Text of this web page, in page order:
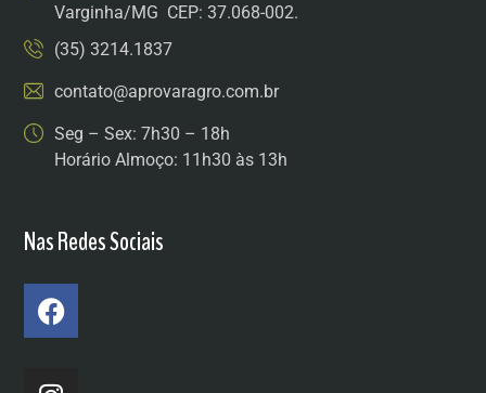
Varginha/MG CEP: 37.068-002.
(35) 3214.1837
contato@aprovaragro.com.br
Seg – Sex: 7h30 – 18h
Horário Almoço: 11h30 às 13h
Nas Redes Sociais